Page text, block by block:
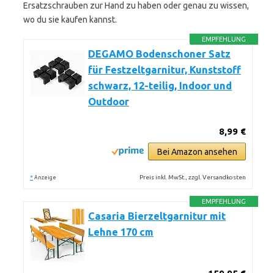
Ersatzschrauben zur Hand zu haben oder genau zu wissen,
wo du sie kaufen kannst.
EMPFEHLUNG
DEGAMO Bodenschoner Satz
für Festzeltgarnitur, Kunststoff
schwarz, 12-teilig, Indoor und
Outdoor
8,99 €
Bei Amazon ansehen
* Anzeige Preis inkl. MwSt., zzgl. Versandkosten
EMPFEHLUNG
Casaria Bierzeltgarnitur mit
Lehne 170 cm